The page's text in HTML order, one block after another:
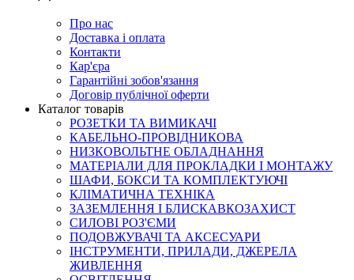
Про нас
Доставка і оплата
Контакти
Кар'єра
Гарантійні зобов'язання
Договір публічної оферти
Каталог товарів
РОЗЕТКИ ТА ВИМИКАЧІ
КАБЕЛЬНО-ПРОВІДНИКОВА
НИЗКОВОЛЬТНЕ ОБЛАДНАННЯ
МАТЕРІАЛИ ДЛЯ ПРОКЛАДКИ І МОНТАЖУ
ШАФИ, БОКСИ ТА КОМПЛЕКТУЮЧІ
КЛІМАТИЧНА ТЕХНІКА
ЗАЗЕМЛЕННЯ І БЛИСКАВКОЗАХИСТ
СИЛОВІ РОЗ'ЄМИ
ПОДОВЖУВАЧІ ТА АКСЕСУАРИ
ІНСТРУМЕНТИ, ПРИЛАДИ, ДЖЕРЕЛА
ЖИВЛЕННЯ